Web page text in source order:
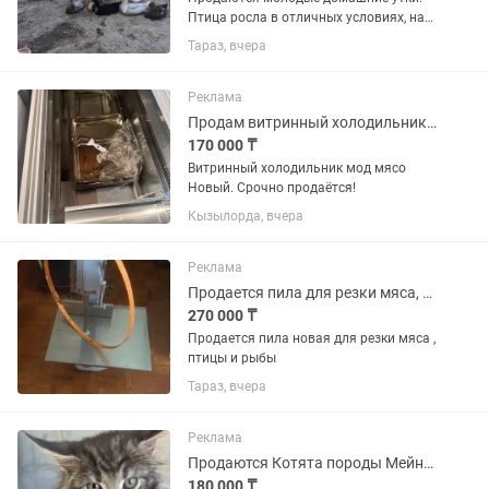
Птица росла в отличных условиях, на
натуральном зерновом откорме без
химии. Мясо мягкое, очень вкусное и не
заранее! Рубим...
Тараз, вчера
Реклама
Продам витринный холодильник под мясо
170 000 ₸
Витринный холодильник мод мясо
Новый. Срочно продаётся!
Кызылорда, вчера
Реклама
Продается пила для резки мяса, рыбы, птицы
270 000 ₸
Продается пила новая для резки мяса ,
птицы и рыбы
Тараз, вчера
Реклама
Продаются Котята породы Мейн-Кун